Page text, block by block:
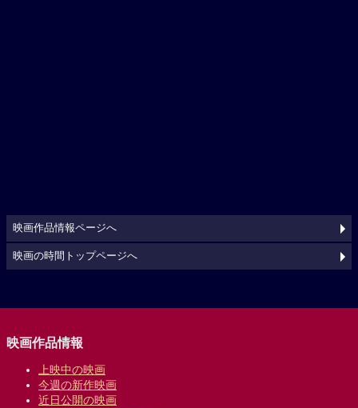
映画作品情報ページへ
映画の時間トップページへ
映画作品情報
上映中の映画
今週の新作映画
近日公開の映画